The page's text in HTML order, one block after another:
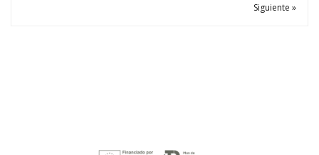
Siguiente »